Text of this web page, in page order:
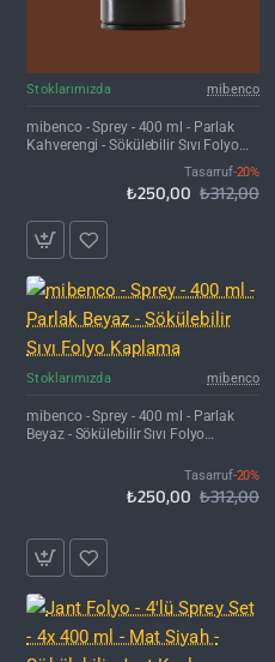
İNDIRIM'DE
Stoklarımızda mibenco
mibenco - Sprey - 400 ml - Parlak
Kahverengi - Sökülebilir Sıvı Folyo
Tasarruf-20%
₺250,00 ₺312,00
İNDIRIM'DE
Stoklarımızda mibenco
mibenco - Sprey - 400 ml - Parlak
Beyaz - Sökülebilir Sıvı Folyo
Tasarruf-20%
₺250,00 ₺312,00